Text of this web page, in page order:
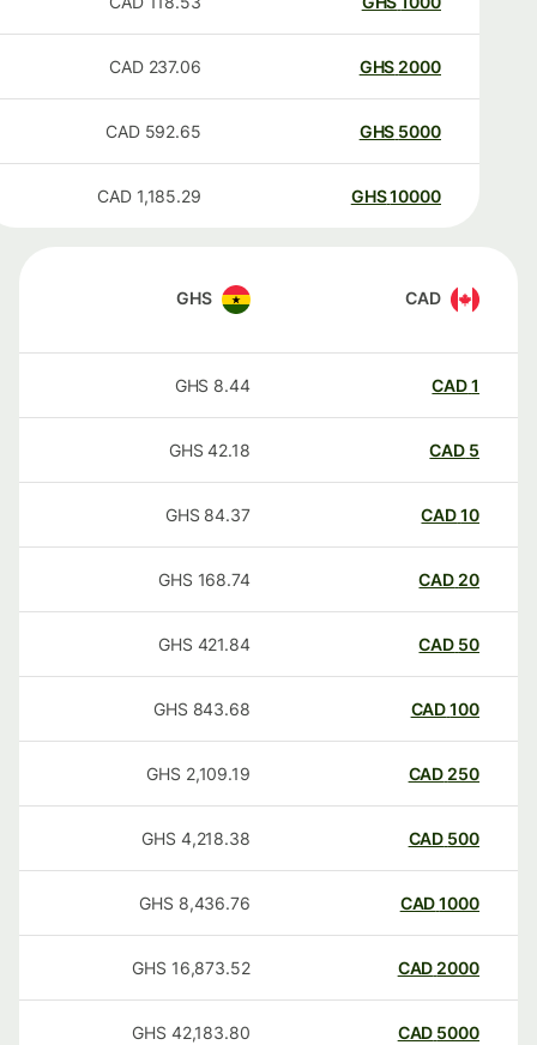
2000
GHS
237.06
CAD
5000
GHS
592.65
CAD
10000
GHS
1,185.29
CAD
CAD
GHS
CAD
8.44
GHS
CAD
42.18
GHS
CAD
84.37
GHS
20
CAD
168.74
GHS
50
CAD
421.84
GHS
100
CAD
843.68
GHS
250
CAD
2,109.19
GHS
500
CAD
4,218.38
GHS
1000
CAD
8,436.76
GHS
2000
CAD
16,873.52
GHS
5000
CAD
42,183.80
GHS